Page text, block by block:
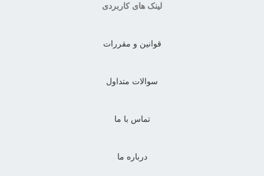
لینک های کاربردی
قوانین و مقررات
سوالات متداول
تماس با ما
درباره ما